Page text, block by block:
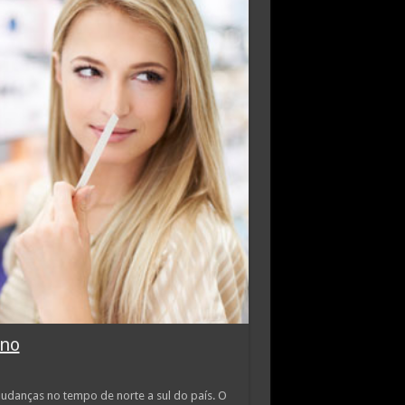
no tempo de norte a sul do país. O